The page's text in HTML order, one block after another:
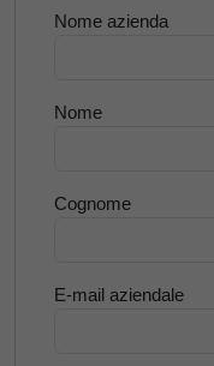
Nome azienda
Nome
Cognome
E-mail aziendale